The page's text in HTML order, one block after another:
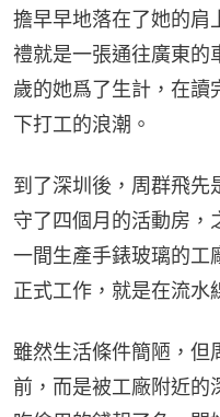
擔早早地落在了她的肩
禮就是一張通往廣東的
歲的她爲了生計，在讀
下打工的浪潮。
到了深圳後，周群飛先
守了四個月的活動房，
一間生產手錶玻璃的工
正式工作，就是在流水
雖然生活條件簡陋，但
前，而是被工廠附近的